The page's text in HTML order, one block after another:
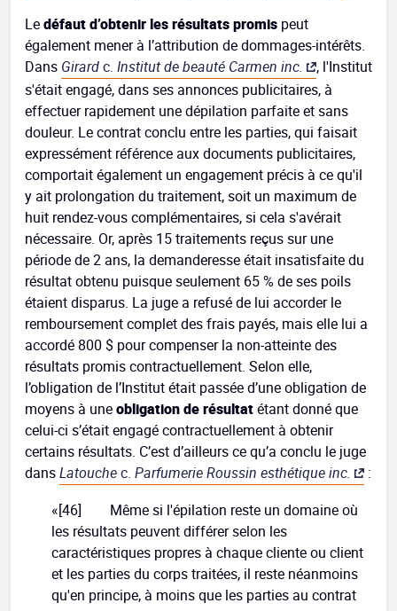
Ledéfaut d’obtenir les résultats promis peut
également mener à l’attribution de dommages-intérêts.
Dans Girardc. Institut de beauté Carmen inc.
, l'Institut
s'était engagé, dans ses annonces publicitaires, à
effectuer rapidement une dépilation parfaite et sans
douleur. Le contrat conclu entre les parties, qui faisait
expressément référence aux documents publicitaires,
comportait également un engagement précis à ce qu'il
y ait prolongation du traitement, soit un maximum de
huit rendez-vous complémentaires, si cela s'avérait
nécessaire. Or, après 15 traitements reçus sur une
période de 2 ans, la demanderesse était insatisfaite du
résultat obtenu puisque seulement 65 % de ses poils
étaient disparus. La juge a refusé de lui accorder le
remboursement complet des frais payés, mais elle lui a
accordé 800 $ pour compenser la non-atteinte des
résultats promis contractuellement. Selon elle,
l’obligation de l’Institut était passée d’une obligation de
moyens à uneobligation de résultatétant donné que
celui-ci s’était engagé contractuellement à obtenir
certains résultats. C’est d’ailleurs ce qu’a conclu le juge
dansLatouchec. Parfumerie Roussin esthétique inc.
:
«[46] Même si l'épilation reste un domaine où
les résultats peuvent différer selon les
caractéristiques propres à chaque cliente ou client
et les parties du corps traitées, il reste néanmoins
qu'en principe, à moins que les parties au contrat